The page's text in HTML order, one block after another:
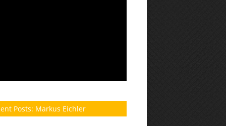
Posts: Markus Eichler